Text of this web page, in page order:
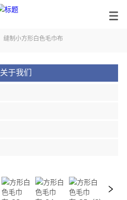
缝制小方形白色毛巾布
关于我们